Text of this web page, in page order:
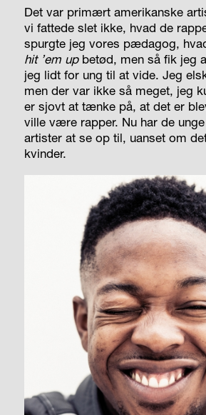
Det var primært amerikanske
vi fattede slet ikke, hvad de
spurgte jeg vores pædagog,
hit ’em upbetød, men så fik jeg
jeg lidt for ung til at vide. Jeg
men der var ikke så meget, jeg
er sjovt at tænke på, at det er
ville være rapper. Nu har de
artister at se op til, uanset om
kvinder.